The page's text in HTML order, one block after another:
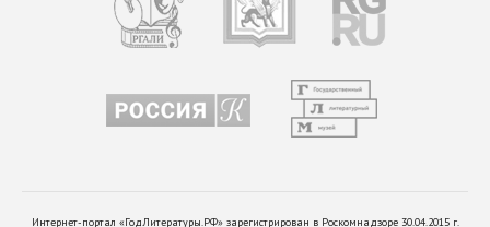
Интернет-портал «ГодЛитературы.РФ» зарегистрирован в Роскомнадзоре 30.04.2015 г.